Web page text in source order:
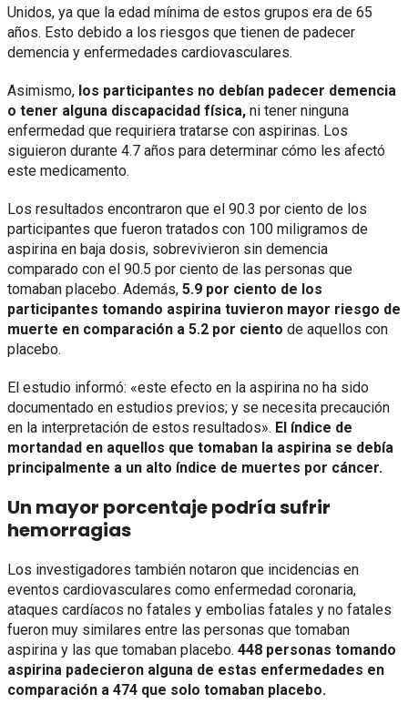
Unidos, ya que la edad mínima de estos grupos era de 65
años. Esto debido a los riesgos que tienen de padecer
demencia y enfermedades cardiovasculares.
Asimismo, los participantes no debían padecer demencia
o tener alguna discapacidad física, ni tener ninguna
enfermedad que requiriera tratarse con aspirinas. Los
siguieron durante 4.7 años para determinar cómo les afectó
este medicamento.
Los resultados encontraron que el 90.3 por ciento de los
participantes que fueron tratados con 100 miligramos de
aspirina en baja dosis, sobrevivieron sin demencia
comparado con el 90.5 por ciento de las personas que
tomaban placebo. Además, 5.9 por ciento de los
participantes tomando aspirina tuvieron mayor riesgo de
muerte en comparación a 5.2 por ciento de aquellos con
placebo.
El estudio informó: «este efecto en la aspirina no ha sido
documentado en estudios previos; y se necesita precaución
en la interpretación de estos resultados». El índice de
mortandad en aquellos que tomaban la aspirina se debía
principalmente a un alto índice de muertes por cáncer.
Un mayor porcentaje podría sufrir
hemorragias
Los investigadores también notaron que incidencias en
eventos cardiovasculares como enfermedad coronaria,
ataques cardíacos no fatales y embolias fatales y no fatales
fueron muy similares entre las personas que tomaban
aspirina y las que tomaban placebo. 448 personas tomando
aspirina padecieron alguna de estas enfermedades en
comparación a 474 que solo tomaban placebo.